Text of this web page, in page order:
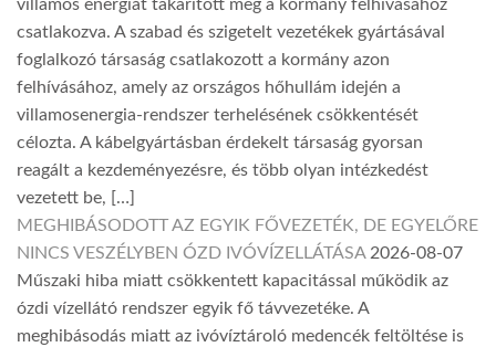
villamos energiát takarított meg a kormány felhívásához
csatlakozva. A szabad és szigetelt vezetékek gyártásával
foglalkozó társaság csatlakozott a kormány azon
felhívásához, amely az országos hőhullám idején a
villamosenergia-rendszer terhelésének csökkentését
célozta. A kábelgyártásban érdekelt társaság gyorsan
reagált a kezdeményezésre, és több olyan intézkedést
vezetett be, […]
MEGHIBÁSODOTT AZ EGYIK FŐVEZETÉK, DE EGYELŐRE
NINCS VESZÉLYBEN ÓZD IVÓVÍZELLÁTÁSA 2026-08-07
Műszaki hiba miatt csökkentett kapacitással működik az
ózdi vízellátó rendszer egyik fő távvezetéke. A
meghibásodás miatt az ivóvíztároló medencék feltöltése is